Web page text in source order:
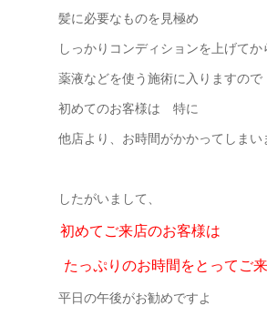
髪に必要なものを見極め
しっかりコンディションを上げてか
薬液などを使う施術に入りますので
初めてのお客様は 特に
他店より、お時間がかかってしまい
したがいまして、
初めてご来店のお客様は
たっぷりのお時間をとってご来
平日の午後がお勧めですよ